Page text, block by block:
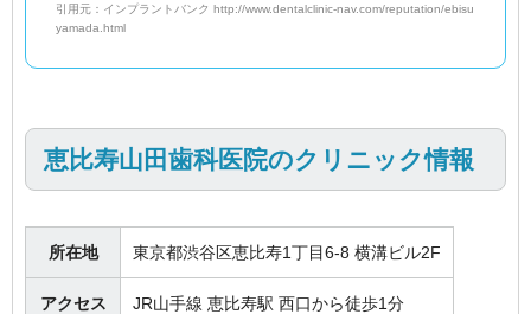
引用元：インプラントバンク http://www.dentalclinic-nav.com/reputation/ebisu
yamada.html
恵比寿山田歯科医院のクリニック情報
所在地 東京都渋谷区恵比寿1丁目6-8 横溝ビル2F
アクセス JR山手線 恵比寿駅 西口から徒歩1分